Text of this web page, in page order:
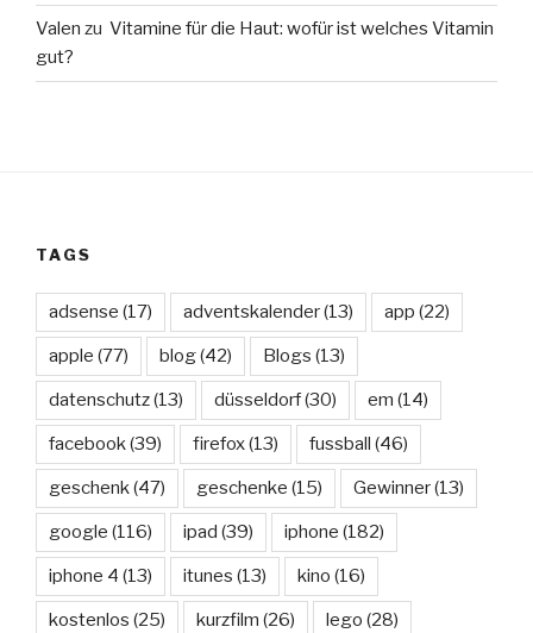
Valen zu Vitamine für die Haut: wofür ist welches Vitamin
gut?
TAGS
adsense (17) adventskalender(13) app (22)
apple (77) blog(42) Blogs (13)
datenschutz(13) düsseldorf(30) em (14)
facebook(39) firefox(13) fussball (46)
geschenk(47) geschenke (15) Gewinner(13)
google (116) ipad (39) iphone (182)
iphone 4 (13) itunes (13) kino (16)
kostenlos (25) kurzfilm (26) lego (28)